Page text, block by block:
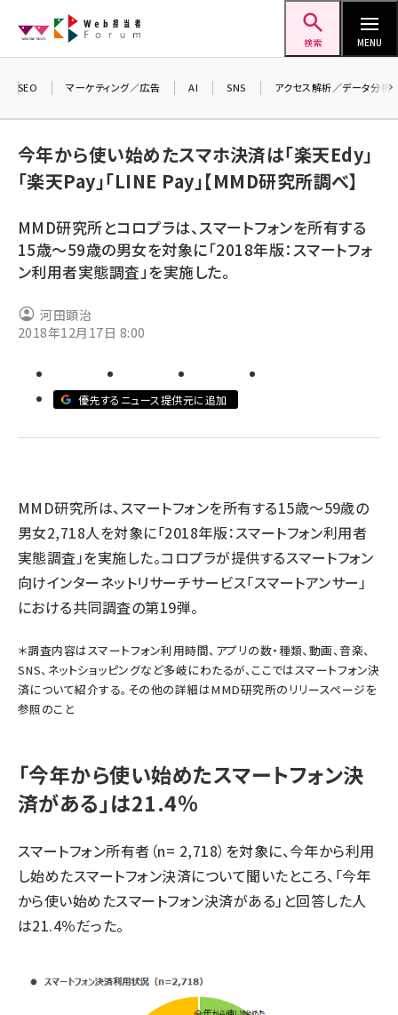
ン
検索 MENU
ai (2801)
youtube (2425)
セミナー (2301)
meo (1274)
SEO マーケティング／広告 AI SNS アクセス解析／データ分析
今年から使い始めたスマホ決済は「楽天Edy」
「楽天Pay」「LINE Pay」【MMD研究所調べ】
MMD研究所とコロプラは、スマートフォンを所有する
15歳～59歳の男女を対象に「2018年版：スマートフォ
ン利用者実態調査」を実施した。
河田顕治
2018年12月17日 8:00
優先するニュース提供元に追加
MMD研究所は、スマートフォンを所有する15歳～59歳の
男女2,718人を対象に「2018年版：スマートフォン利用者
実態調査」を実施した。コロプラが提供するスマートフォン
向けインターネットリサーチサービス「スマートアンサー」
における共同調査の第19弾。
＊調査内容はスマートフォン利用時間、アプリの数・種類、動画、音楽、
SNS、ネットショッピングなど多岐にわたるが、ここではスマートフォン決
済について紹介する。その他の詳細はMMD研究所のリリースページを
参照のこと
「今年から使い始めたスマートフォン決
済がある」は21.4％
スマートフォン所有者（n= 2,718）を対象に、今年から利用
し始めたスマートフォン決済について聞いたところ、「今年
から使い始めたスマートフォン決済がある」と回答した人
は21.4％だった。
差し